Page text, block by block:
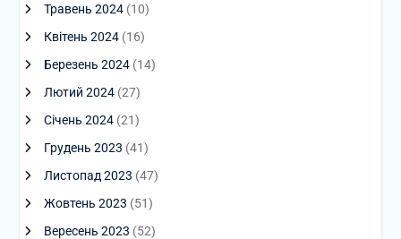
Травень 2024(10)
Квітень 2024(16)
Березень 2024(14)
Лютий 2024(27)
Січень 2024(21)
Грудень 2023 (41)
Листопад 2023 (47)
Жовтень 2023 (51)
Вересень 2023 (52)